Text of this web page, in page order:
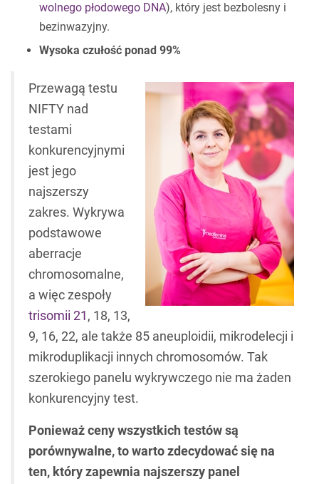
wolnego płodowego DNA), który jest bezbolesny i
bezinwazyjny.
Wysoka czułość ponad 99%
Przewagą testu
NIFTY nad
testami
konkurencyjnymi
jest jego
najszerszy
zakres. Wykrywa
podstawowe
aberracje
chromosomalne,
a więc zespoły
trisomii 21 , 18, 13,
9, 16, 22, ale także 85 aneuploidii, mikrodelecji i
mikroduplikacji innych chromosomów. Tak
szerokiego panelu wykrywczego nie ma żaden
konkurencyjny test.
Ponieważ ceny wszystkich testów są
porównywalne, to warto zdecydować się na
ten, który zapewnia najszerszy panel